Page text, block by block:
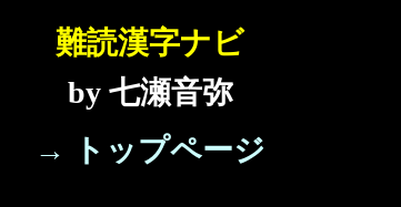
難読漢字ナビ
by 七瀬音弥
→ トップページ